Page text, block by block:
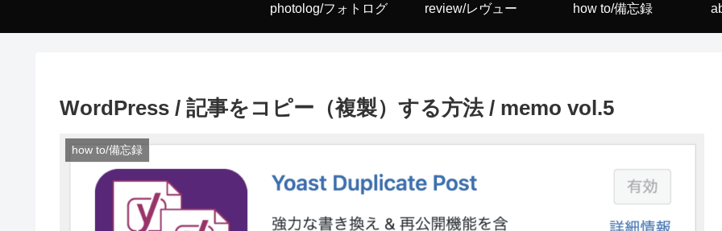
photolog/フォトログ review/レヴュー how to/備忘録
WordPress / 記事をコピー（複製）する方法 / memo vol.5
how to/備忘録